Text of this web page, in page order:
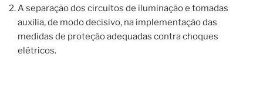
A separação dos circuitos de iluminação e tomadas
auxilia, de modo decisivo, na implementação das
medidas de proteção adequadas contra choques
elétricos.